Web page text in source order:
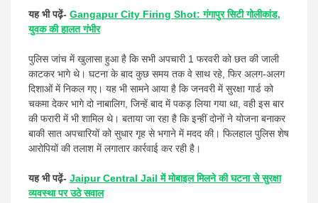
यह भी पढ़ें- Gangapur City Firing Shot: गंगापुर सिटी गोलीकांड,
युवक की हालत गंभीर
पुलिस जांच में खुलासा हुआ है कि सभी अपचारी 1 फरवरी को छत की जाली
काटकर भागे थे। घटना के बाद कुछ समय तक वे साथ रहे, फिर अलग-अलग
दिशाओं में निकल गए। यह भी सामने आया है कि जनवरी में सुरक्षा गार्ड को
चकमा देकर भागे दो नाबालिग, जिन्हें बाद में पकड़ लिया गया था, वही इस बार
की फरारी में भी शामिल थे। बताया जा रहा है कि इन्हीं दोनों ने योजना बनाकर
बाकी सात अपचारियों को सुधार गृह से भगाने में मदद की। फिलहाल पुलिस शेष
आरोपियों की तलाश में लगातार कार्रवाई कर रही है।
यह भी पढ़ें- Jaipur Central Jail में मोबाइल मिलने की घटना से सुरक्षा
व्यवस्था पर उठे सवाल